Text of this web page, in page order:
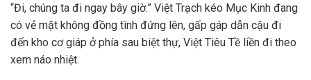
“Đi, chúng ta đi ngay bây giờ.” Việt Trạch kéo Mục Kinh đang
có vẻ mặt không đồng tình đứng lên, gấp gáp dẫn cậu đi
đến kho cơ giáp ở phía sau biệt thự, Việt Tiêu Tề liền đi theo
xem náo nhiệt.